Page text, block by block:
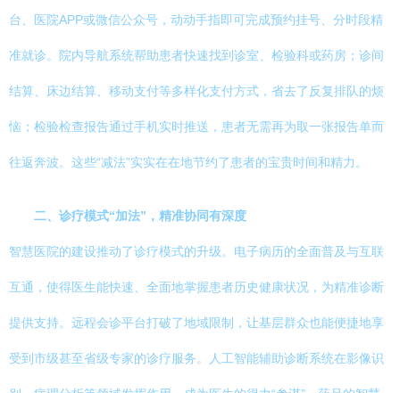
台、医院APP或微信公众号，动动手指即可完成预约挂号、分时段精
准就诊。院内导航系统帮助患者快速找到诊室、检验科或药房；诊间
结算、床边结算、移动支付等多样化支付方式，省去了反复排队的烦
恼；检验检查报告通过手机实时推送，患者无需再为取一张报告单而
往返奔波。这些“减法”实实在在地节约了患者的宝贵时间和精力。
二、诊疗模式“加法”，精准协同有深度
智慧医院的建设推动了诊疗模式的升级。电子病历的全面普及与互联
互通，使得医生能快速、全面地掌握患者历史健康状况，为精准诊断
提供支持。远程会诊平台打破了地域限制，让基层群众也能便捷地享
受到市级甚至省级专家的诊疗服务。人工智能辅助诊断系统在影像识